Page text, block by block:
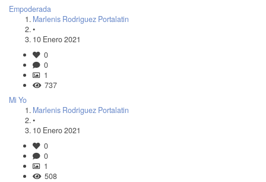
Empoderada
Marlenis Rodriguez Portalatin
•
10 Enero 2021
0
0
1
737
Mi Yo
Marlenis Rodriguez Portalatin
•
10 Enero 2021
0
0
1
508